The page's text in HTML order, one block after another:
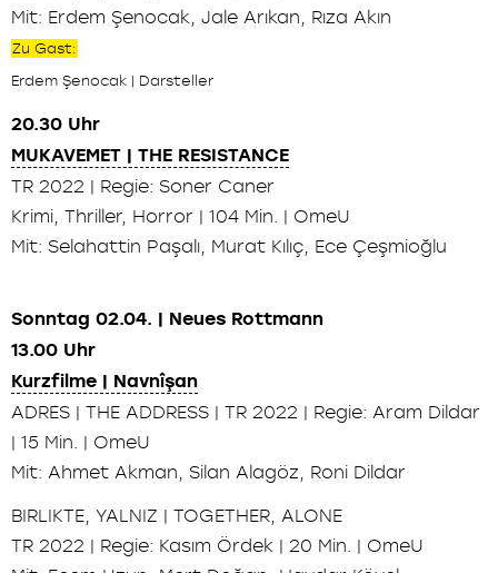
Mit: Erdem Şenocak, Jale Arıkan, Rıza Akın
Zu Gast:
Erdem Şenocak | Darsteller
20.30 Uhr
MUKAVEMET | THE RESISTANCE
TR 2022 | Regie: Soner Caner
Krimi, Thriller, Horror | 104 Min. | OmeU
Mit: Selahattin Paşalı, Murat Kılıç, Ece Çeşmioğlu
Sonntag 02.04. | Neues Rottmann
13.00 Uhr
Kurzfilme | Navnîşan
ADRES | THE ADDRESS | TR 2022 | Regie: Aram Dildar
| 15 Min. | OmeU
Mit: Ahmet Akman, Silan Alagöz, Roni Dildar
BIRLIKTE, YALNIZ | TOGETHER, ALONE
TR 2022 | Regie: Kasım Ördek | 20 Min. | OmeU